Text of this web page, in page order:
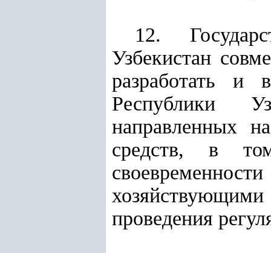
12.
Узбекистан
разработать и
Республики
направленных
средств, в
проведения